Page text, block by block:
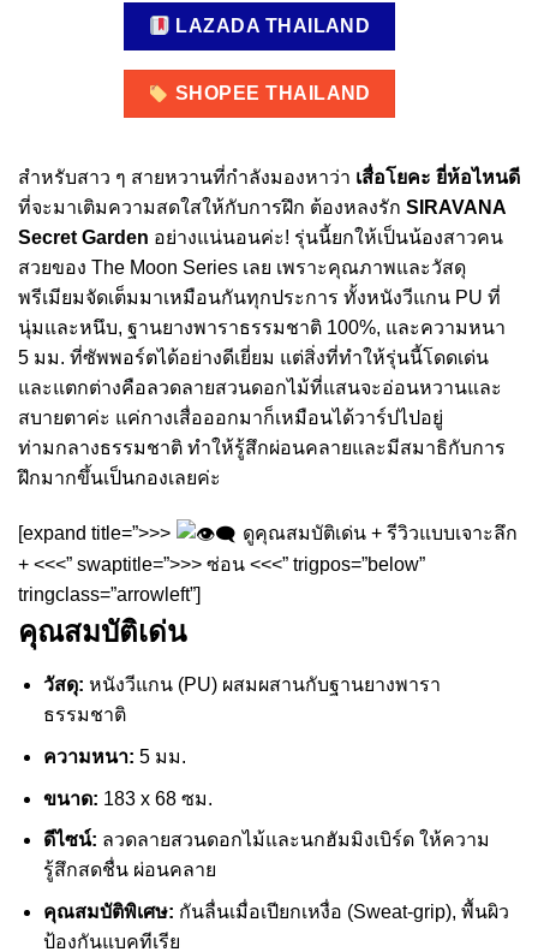
LAZADA THAILAND
SHOPEE THAILAND
สำหรับสาว ๆ สายหวานที่กำลังมองหาว่า เสื่อโยคะ ยี่ห้อไหนดี
ที่จะมาเติมความสดใสให้กับการฝึก ต้องหลงรัก SIRAVANA
Secret Garden อย่างแน่นอนค่ะ! รุ่นนี้ยกให้เป็นน้องสาวคน
สวยของ The Moon Series เลย เพราะคุณภาพและวัสดุ
พรีเมียมจัดเต็มมาเหมือนกันทุกประการ ทั้งหนังวีแกน PU ที่
นุ่มและหนึบ, ฐานยางพาราธรรมชาติ 100%, และความหนา
5 มม. ที่ซัพพอร์ตได้อย่างดีเยี่ยม แต่สิ่งที่ทำให้รุ่นนี้โดดเด่น
และแตกต่างคือลวดลายสวนดอกไม้ที่แสนจะอ่อนหวานและ
สบายตาค่ะ แค่กางเสื่อออกมาก็เหมือนได้วาร์ปไปอยู่
ท่ามกลางธรรมชาติ ทำให้รู้สึกผ่อนคลายและมีสมาธิกับการ
ฝึกมากขึ้นเป็นกองเลยค่ะ
[expand title=”>>>
ดูคุณสมบัติเด่น + รีวิวแบบเจาะลึก
+ <<<” swaptitle=”>>> ซ่อน <<<” trigpos=”below”
tringclass=”arrowleft”]
คุณสมบัติเด่น
วัสดุ: หนังวีแกน (PU) ผสมผสานกับฐานยางพารา
ธรรมชาติ
ความหนา: 5 มม.
ขนาด: 183 x 68 ซม.
ดีไซน์: ลวดลายสวนดอกไม้และนกฮัมมิงเบิร์ด ให้ความ
รู้สึกสดชื่น ผ่อนคลาย
คุณสมบัติพิเศษ: กันลื่นเมื่อเปียกเหงื่อ (Sweat-grip), พื้นผิว
ป้องกันแบคทีเรีย